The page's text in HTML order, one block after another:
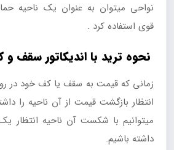
نواحی میتوان به عنوان یک ناحیه
قوی استفاده کرد .
نحوه ترید با اندیکاتور سقف و
زمانی که قیمت به سقف یا کف خود در
انتظار بازگشت قیمت از آن ناحیه را
میتوانیم با شکست آن ناحیه انتظار
داشته باشیم.